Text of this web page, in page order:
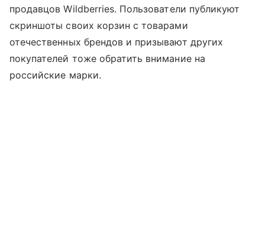
продавцов Wildberries. Пользователи публикуют
скриншоты своих корзин с товарами
отечественных брендов и призывают других
покупателей тоже обратить внимание на
российские марки.